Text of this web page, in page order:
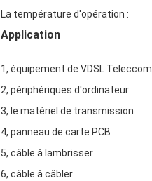
La température d'opération :
Application
1, équipement de VDSL Teleccom
2, périphériques d'ordinateur
3, le matériel de transmission
4, panneau de carte PCB
5, câble à lambrisser
6, câble à câbler